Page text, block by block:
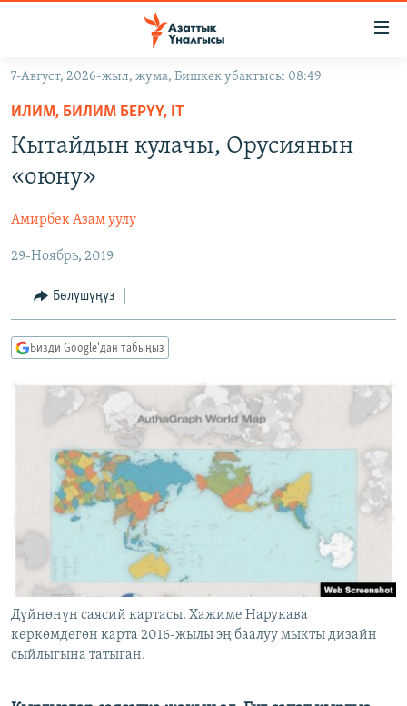
Навигацияга
өтүңүз
Издөөгө
салыңыз
ЭКОНОМИКА
МАДАНИЯТ
БОРБОР АЗИЯ
УКРАИНА
АТАЙЫН ИЛИКТӨӨ
ТВ ПРОГРАММАЛАР
БҮГҮН АЗАТТЫКТА
БИЗ ЖАНА ДҮЙНӨ
ДАНИСТЕ
ЭЖЕ-СИҢДИЛЕР
АЗАТТЫК+
ЫҢГАЙСЫЗ СУРООЛОР
ПОДКАСТ
ӨЗГӨЧӨ ПИКИР
ОНЛАЙН ШЕРИНЕ
ЭЕ/АРнун бардык сайттары
7-Август, 2026-жыл, жума, Бишкек убактысы 08:49
ИЛИМ, БИЛИМ БЕРҮҮ, IT
Кытайдын кулачы, Орусиянын
«оюну»
Амирбек Азам уулу
29-Ноябрь, 2019
Бөлүшүңүз
Бизди Google'дан табыңыз
Дүйнөнүн саясий картасы. Хажиме Нарукава
көркөмдөгөн карта 2016-жылы эң баалуу мыкты дизайн
сыйлыгына татыган.